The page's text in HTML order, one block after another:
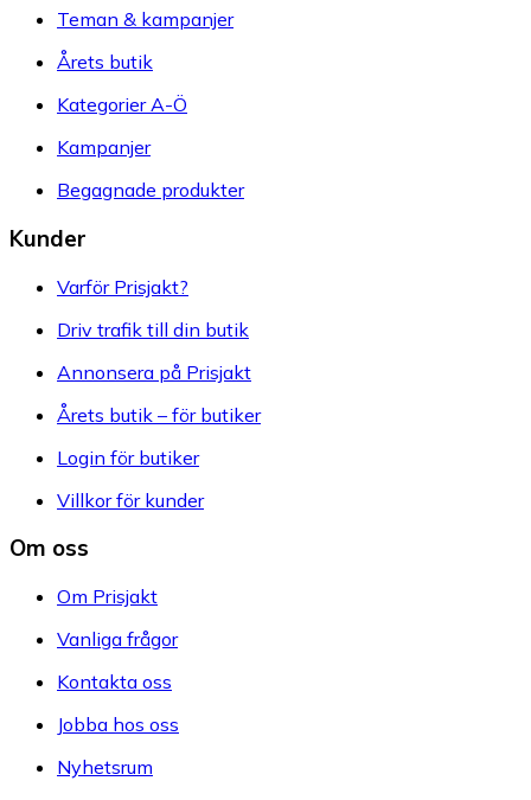
Teman & kampanjer
Årets butik
Kategorier A-Ö
Kampanjer
Begagnade produkter
Kunder
Varför Prisjakt?
Driv trafik till din butik
Annonsera på Prisjakt
Årets butik – för butiker
Login för butiker
Villkor för kunder
Om oss
Om Prisjakt
Vanliga frågor
Kontakta oss
Jobba hos oss
Nyhetsrum